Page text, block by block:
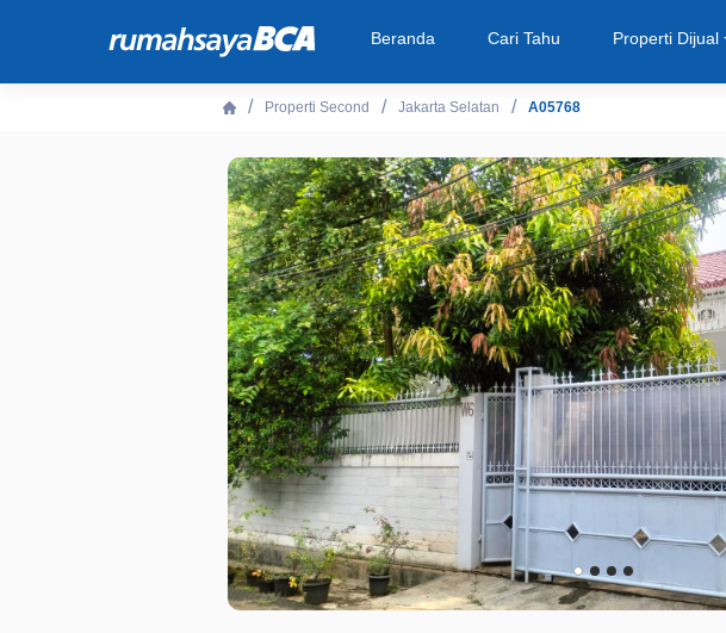
Beranda Cari Tahu Properti Dijual
Properti Second Jakarta Selatan A05768